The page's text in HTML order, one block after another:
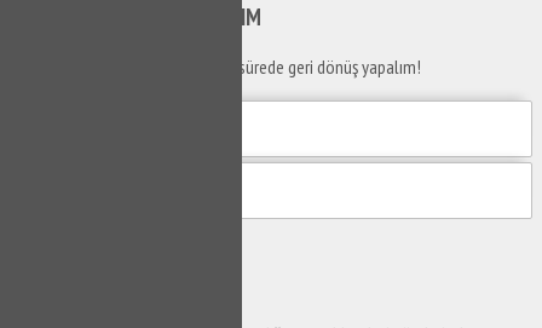
ARAYALIM
Telefon numaranızı bırakın en kısa sürede geri dönüş yapalım!